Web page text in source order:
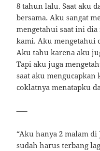
8 tahun lalu. Saat aku
bersama. Aku sangat
mengetahui saat ini
kami. Aku mengetahui
Aku tahu karena aku
Tapi aku juga
saat aku mengucapkan
coklatnya menatapku
—–
“Aku hanya 2 malam di
sudah harus terbang